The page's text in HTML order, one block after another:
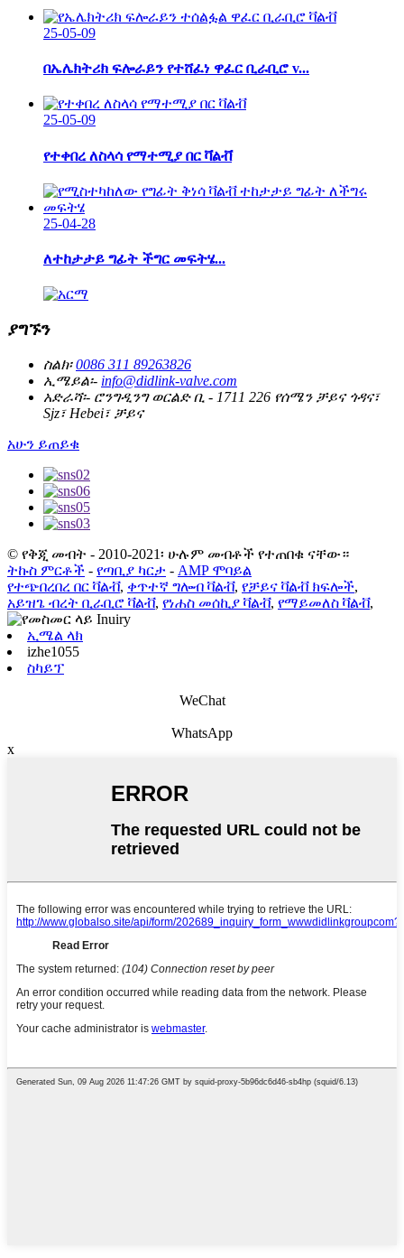
25-05-09
በኤሌክትሪክ ፍሎራይን የተሸፈነ ዋፈር ቢራቢሮ v...
25-05-09
የተቀበረ ለስላሳ የማተሚያ በር ቫልቭ
25-04-28
ለተከታታይ ግፊት ችግር መፍትሄ...
ያግኙን
ስልክ፡ 0086 311 89263826
ኢሜይል፡- info@didlink-valve.com
አድራሻ፡- ሮንግዲንግ ወርልድ ቢ - 1711 226 የሰሜን ቻይና ጎዳና፣
Sjz፣ Hebei፣ ቻይና
አሁን ይጠይቁ
© የቅጂ መብት - 2010-2021፡ ሁሉም መብቶች የተጠበቁ ናቸው።
ትኩስ ምርቶች - የጣቢያ ካርታ - AMP ሞባይል
የተጭበረበረ በር ቫልቭ, ቀጥተኛ ግሎብ ቫልቭ, የቻይና ቫልቭ ክፍሎች,
አይዝጌ ብረት ቢራቢሮ ቫልቭ, የነሐስ መሰኪያ ቫልቭ, የማይመለስ ቫልቭ,
ኢሜል ላክ
izhe1055
ስካይፕ
WeChat
WhatsApp
x